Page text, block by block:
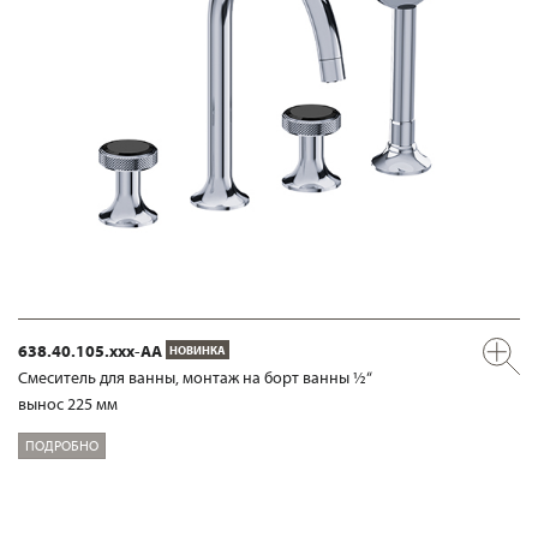
638.40.105.xxx-AA НОВИНКА
Смеситель для ванны, монтаж на борт ванны ½“
вынос 225 мм
ПОДРОБНО